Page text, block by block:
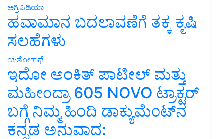
ಅಗ್ರಿಪಿಡಿಯಾ
ಹವಾಮಾನ ಬದಲಾವಣೆಗೆ ತಕ್ಕ ಕೃಷಿ
ಸಲಹೆಗಳು
ಯಶೋಗಾಥೆ
ಇದೋ ಅಂಕಿತ್ ಪಾಟೀಲ್ ಮತ್ತು
ಮಹೀಂದ್ರಾ 605 NOVO ಟ್ರಾಕ್ಟರ್
ಬಗ್ಗೆ ನಿಮ್ಮ ಹಿಂದಿ ಡಾಕ್ಯುಮೆಂಟ್‌ನ
ಕನ್ನಡ ಅನುವಾದ: